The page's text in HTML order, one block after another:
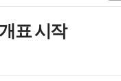
표 시작